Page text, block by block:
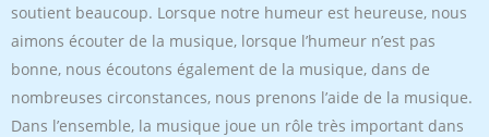
soutient beaucoup. Lorsque notre humeur est heureuse, nous
aimons écouter de la musique, lorsque l’humeur n’est pas
bonne, nous écoutons également de la musique, dans de
nombreuses circonstances, nous prenons l’aide de la musique.
Dans l’ensemble, la musique joue un rôle très important dans